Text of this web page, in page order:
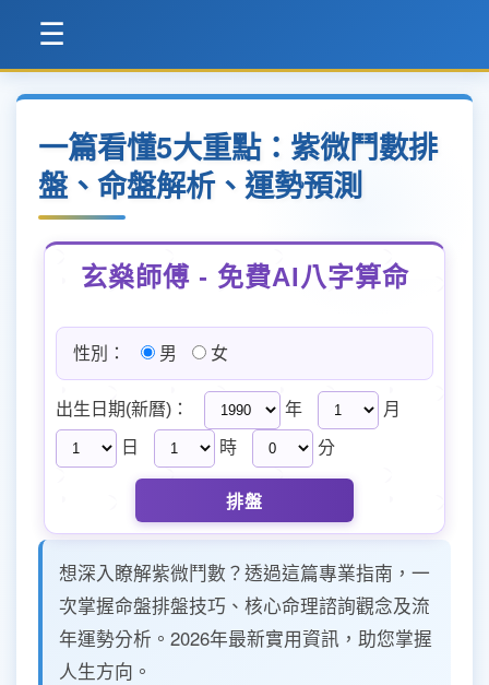
☰
一篇看懂5大重點：紫微鬥數排
盤、命盤解析、運勢預測
玄燊師傅 - 免費AI八字算命
性別： 男 女
出生日期(新曆)： 年 月
日 時 分
排盤
想深入瞭解紫微鬥數？透過這篇專業指南，一
次掌握命盤排盤技巧、核心命理諮詢觀念及流
年運勢分析。2026年最新實用資訊，助您掌握
人生方向。